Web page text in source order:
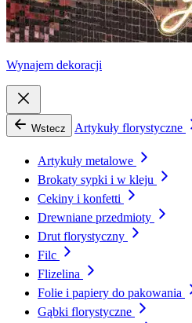
Wynajem dekoracji
Wstecz Artykuły florystyczne
Artykuły metalowe
Brokaty sypki i w kleju
Cekiny i konfetti
Drewniane przedmioty
Drut florystyczny
Filc
Flizelina
Folie i papiery do pakowania
Gąbki florystyczne